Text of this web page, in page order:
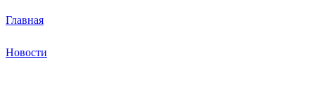
Главная
Новости